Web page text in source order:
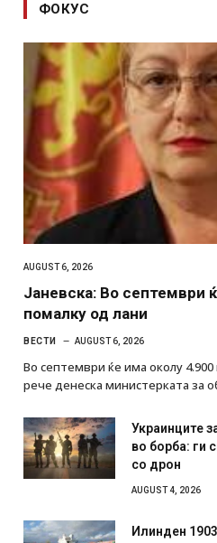
ФОКУС
AUGUST 6, 2026
Јаневска: Во септември
помалку од лани
ВЕСТИ AUGUST 6, 2026
Во септември ќе има околу
рече денеска министерката за
Украинците
во борба: ги
со дрон
AUGUST 4, 2026
Илинден